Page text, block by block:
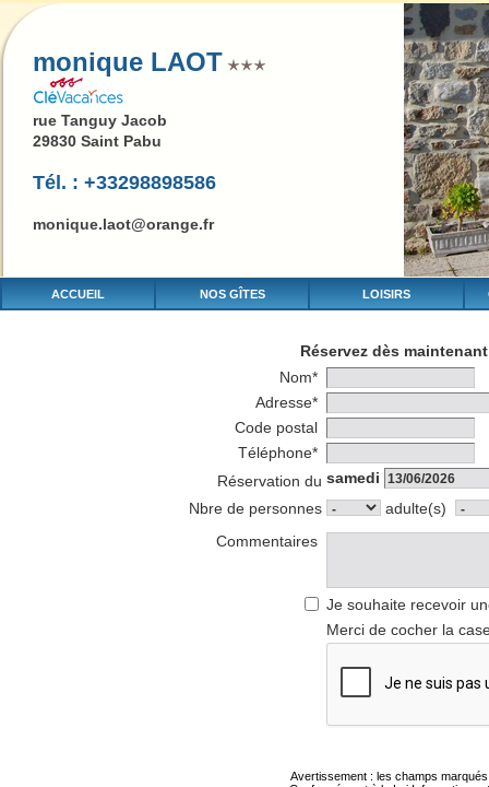
monique LAOT
rue Tanguy Jacob
29830 Saint Pabu
Tél. : +33298898586
monique.laot@orange.fr
ACCUEIL NOS GÎTES LOISIRS
Réservez dès
Nom*
Adresse*
Code postal
Téléphone*
Réservation du samedi
Nbre de personnes
adulte(s)
Commentaires
Je souhaite recevoir
Merci de cocher la
Avertissement : les champs